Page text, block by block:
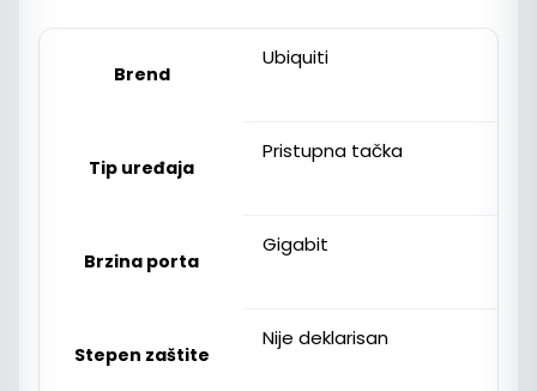
Brend
Ubiquiti
Tip uređaja
Pristupna tačka
Brzina porta
Gigabit
Stepen zaštite
Nije deklarisan